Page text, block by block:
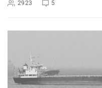
2923 5